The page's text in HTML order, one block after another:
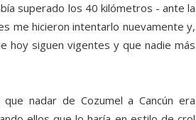
superado los 40 kilómetros - ante la
me hicieron intentarlo nuevamente y,
hoy siguen vigentes y que nadie más
nadar de Cozumel a Cancún era